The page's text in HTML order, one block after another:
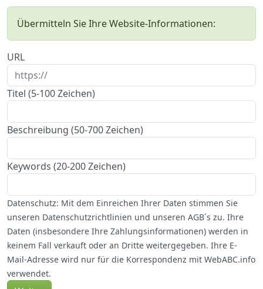
Übermitteln Sie Ihre Website-Informationen:
URL
Titel (5-100 Zeichen)
Beschreibung (50-700 Zeichen)
Keywords (20-200 Zeichen)
Datenschutz: Mit dem Einreichen Ihrer Daten stimmen Sie
unseren Datenschutzrichtlinien und unseren AGB´s zu. Ihre
Daten (insbesondere Ihre Zahlungsinformationen) werden in
keinem Fall verkauft oder an Dritte weitergegeben. Ihre E-
Mail-Adresse wird nur für die Korrespondenz mit WebABC.info
verwendet.